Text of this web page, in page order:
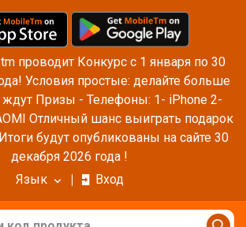
проводит Конкурс с 1 января по 30
Условия простые: делайте больше
ждут Призы - Телефоны: 1- iPhone 2-
Отличный шанс выиграть подарок
будут опубликованы на сайте 30
декабря 2026 года !
Язык
Вход